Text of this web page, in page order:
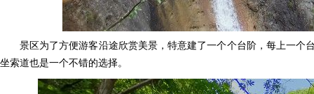
景区为了方便游客沿途欣赏美景，特意建了一个个台阶，每上一
坐索道也是一个不错的选择。